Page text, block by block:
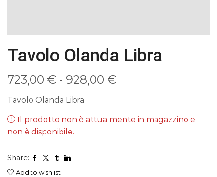
Tavolo Olanda Libra
723,00 € - 928,00 €Fascia
prezzo:
Tavolo Olanda Libra
Il prodotto non è attualmente in magazzino e
non è disponibile.
Share:
Add to wishlist